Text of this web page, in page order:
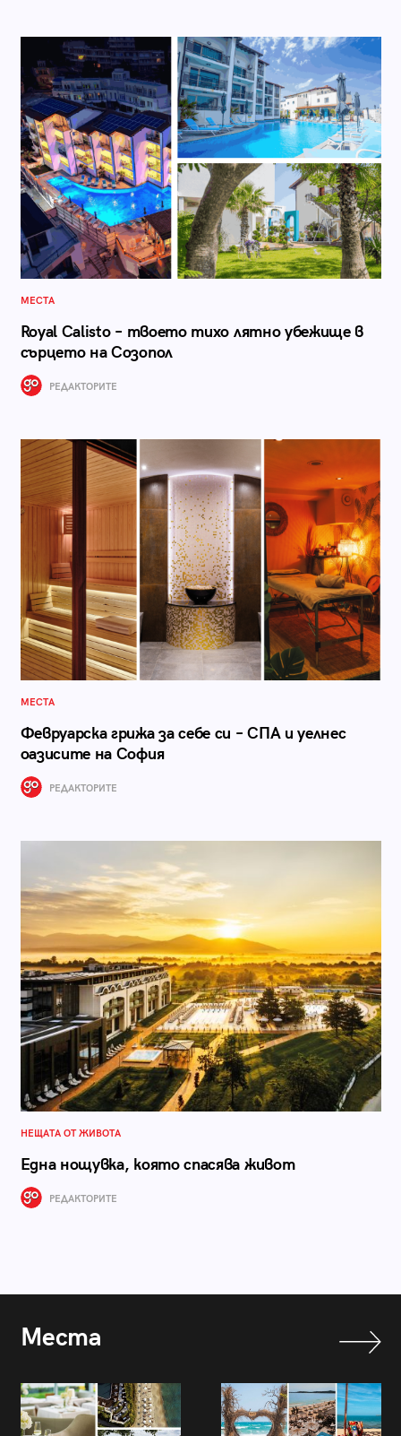
МЕСТА
Royal Calisto – твоето тихо лятно убежище в
сърцето на Созопол
РЕДАКТОРИТЕ
МЕСТА
Февруарска грижа за себе си – СПА и уелнес
оазисите на София
РЕДАКТОРИТЕ
НЕЩАТА ОТ ЖИВОТА
Една нощувка, която спасява живот
РЕДАКТОРИТЕ
Места